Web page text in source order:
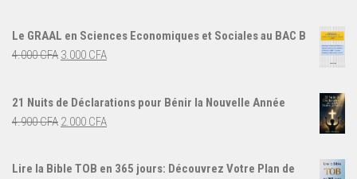
initial
était :
actuel
Le GRAAL en Sciences Economiques et Sociales au BAC B
4.000CFA Le
4.000 CFA.
3.000 CFALe
3.000 CFA.
21 Nuits de Déclarations pour Bénir la Nouvelle Année
4.900CFA Le
2.000 CFA
Lire la Bible TOB en 365 jours: Découvrez Votre Plan de